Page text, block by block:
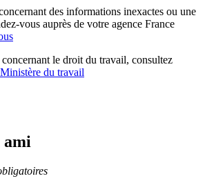
des informations inexactes ou une
vous auprès de votre agence France
le droit du travail, consultez
du travail
ami